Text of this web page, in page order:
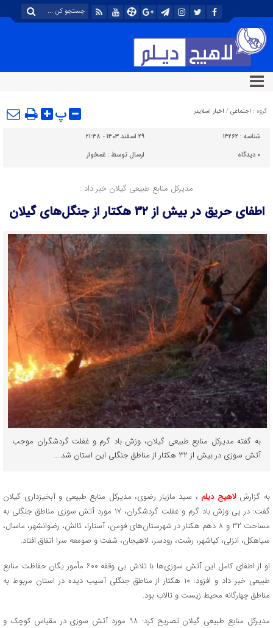
گروه : اجتماعی / اخبار اسلایدر پ
شناسه : ۱۴۲۶۲
۲۹ اسفند ۱۴۰۳ - ۲۱:۴۸
۰ دیدگاه ارسال توسط :غمخوار
مدیرکل منابع طبیعی گیلان خبر داد :
اطفای حریق در بیش از ۳۲ هکتار از جنگل‌های گیلان
به گفته مدیرکل منابع طبیعی گیلان، وزش باد گرم و غفلت گردشگران موجب
آتش سوزی در بیش از ۳۲ هکتار از مناطق جنگلی این استان شد....
به گزارشلاهیج دیلم ، سید مازیار رضوی، مدیرکل منابع طبیعی و آبخیزداری گیلان
گفت: در پی وزش باد گرم و غفلت گردشگران، ۱۷ مورد آتش سوزی مناطق جنگلی به
مساحت ۳۲ و ۸ دهم هکتار در شهرستان‌های فومن، آستارا، تالش، رضوانشهر، ماسال،
سیاهکل، انزلی، کیاشهر، رشت، رودسر، لاهیجان، شفت و صومعه سرا اتفاق افتاد.
او از اطفای کامل این آتش سوزی‌ها با تلاش بی وقفه ۶۰۰ مأمور یگان حفاظت منابع
طبیعی خبر داد و افزود: ۱۰ هکتار از مناطق جنگلی آسیب دیده در استان مربوط به
مناطق چهارگانه محیط زیست و تالاب بود.
مدیرکل منابع طبیعی گیلان تصریح کرد: ۹۸ مورد آتش سوزی در مقیاس کوچک و